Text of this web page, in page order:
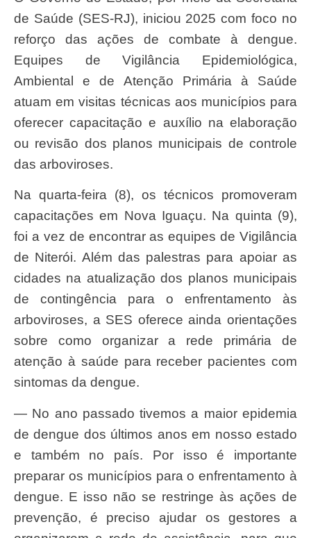
de Saúde (SES-RJ), iniciou 2025 com foco no
reforço das ações de combate à dengue.
Equipes de Vigilância Epidemiológica,
Ambiental e de Atenção Primária à Saúde
atuam em visitas técnicas aos municípios para
oferecer capacitação e auxílio na elaboração
ou revisão dos planos municipais de controle
das arboviroses.
Na quarta-feira (8), os técnicos promoveram
capacitações em Nova Iguaçu. Na quinta (9),
foi a vez de encontrar as equipes de Vigilância
de Niterói. Além das palestras para apoiar as
cidades na atualização dos planos municipais
de contingência para o enfrentamento às
arboviroses, a SES oferece ainda orientações
sobre como organizar a rede primária de
atenção à saúde para receber pacientes com
sintomas da dengue.
— No ano passado tivemos a maior epidemia
de dengue dos últimos anos em nosso estado
e também no país. Por isso é importante
preparar os municípios para o enfrentamento à
dengue. E isso não se restringe às ações de
prevenção, é preciso ajudar os gestores a